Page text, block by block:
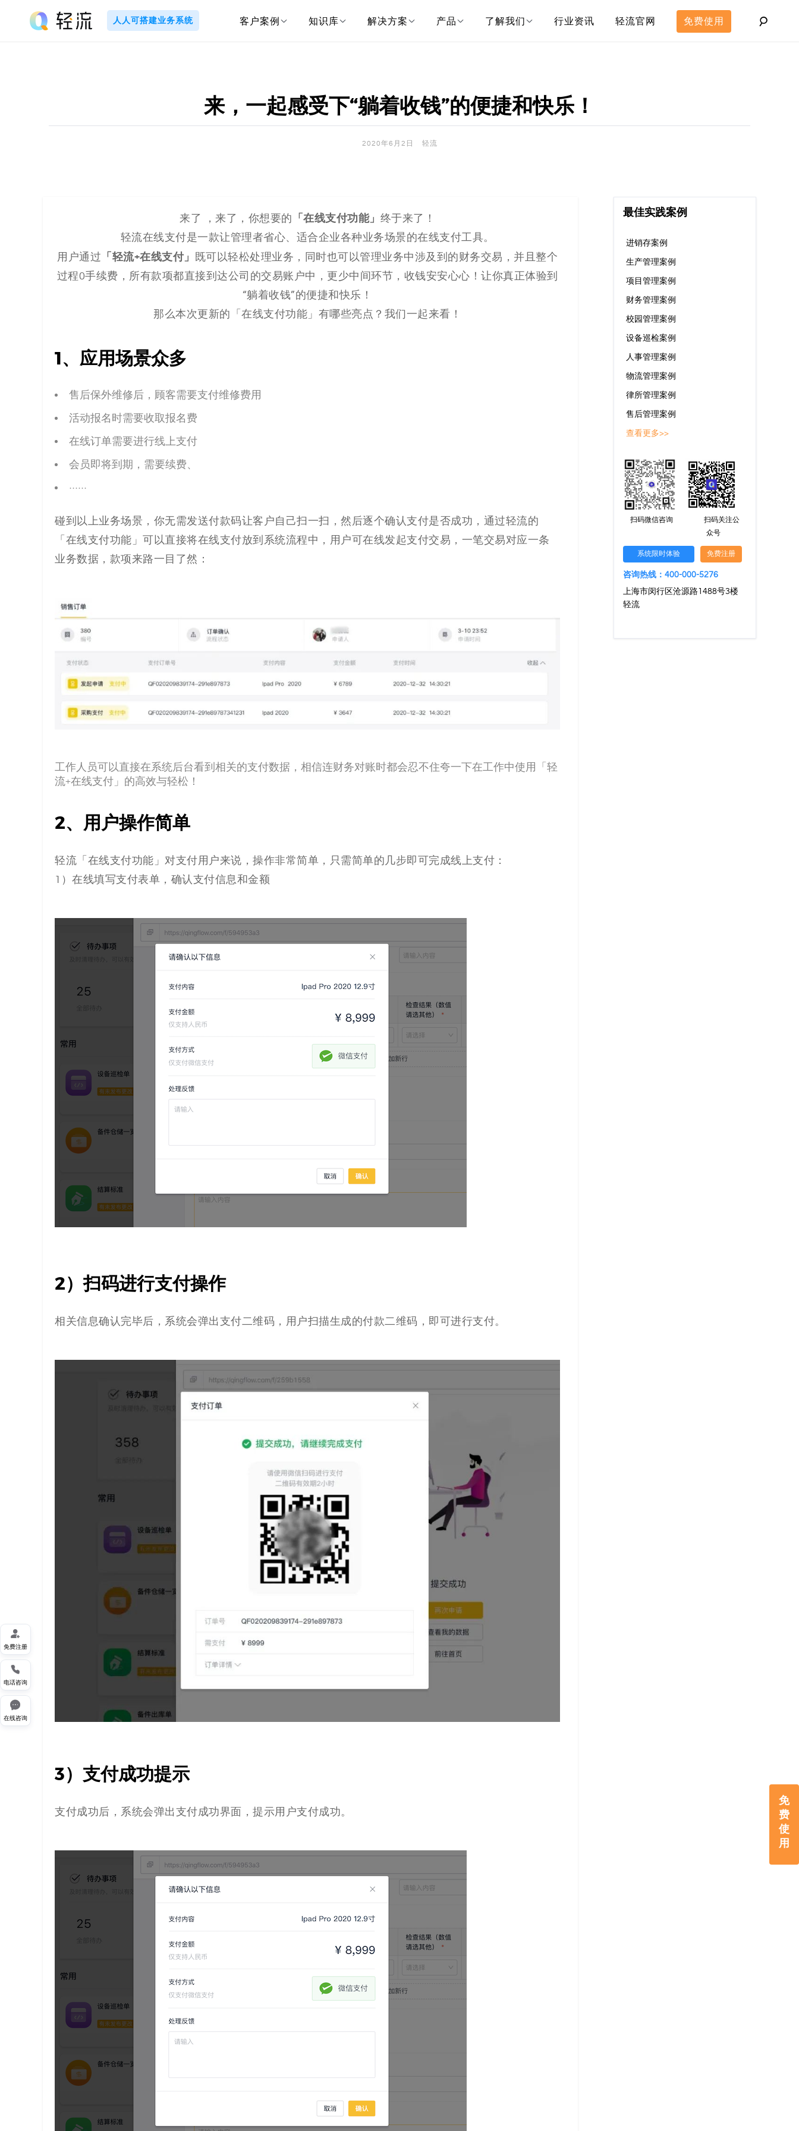
content
人人可搭建业务系统 客户案例 知识库 解决方案 产品 了解我们 行业资讯 轻流官网 免费使用
免
费
使
用
来，一起感受下“躺着收钱”的便捷和快乐！
2020年6月2日 轻流
来了 ，来了，你想要的 「在线支付功能」 终于来了！
轻流在线支付是一款让管理者省心、适合企业各种业务场景的在线支付工具。
用户通过 「轻流+在线支付」
既可以轻松处理业务，同时也可以管理业务中涉及到的财务交易，并且整个
过程0手续费，所有款项都直接到达公司的交易账户中，更少中间环节，收钱安安心心！让你真正体验到
“躺着收钱”的便捷和快乐！
那么本次更新的「在线支付功能」有哪些亮点？我们一起来看！
1、应用场景众多
售后保外维修后，顾客需要支付维修费用
活动报名时需要收取报名费
在线订单需要进行线上支付
会员即将到期，需要续费、
······
碰到以上业务场景，你无需发送付款码让客户自己扫一扫，然后逐个确认支付是否成功，通过轻流的
「在线支付功能」可以直接将在线支付放到系统流程中，用户可在线发起支付交易，一笔交易对应一条
业务数据，款项来路一目了然：
工作人员可以直接在系统后台看到相关的支付数据，相信连财务对账时都会忍不住夸一下在工作中使用「轻
流+在线支付」的高效与轻松！
2、用户操作简单
轻流「在线支付功能」对支付用户来说，操作非常简单，只需简单的几步即可完成线上支付：
1）在线填写支付表单，确认支付信息和金额
2）扫码进行支付操作
相关信息确认完毕后，系统会弹出支付二维码，用户扫描生成的付款二维码，即可进行支付。
3）支付成功提示
支付成功后，系统会弹出支付成功界面，提示用户支付成功。
最佳实践案例
进销存案例
生产管理案例
项目管理案例
财务管理案例
校园管理案例
设备巡检案例
人事管理案例
物流管理案例
律所管理案例
售后管理案例
查看更多>>
扫码微信咨询
扫码关注公
众号
系统限时体验 免费注册
咨询热线：400-000-5276
上海市闵行区沧源路1488号3楼
轻流

免费注册

电话咨询

在线咨询